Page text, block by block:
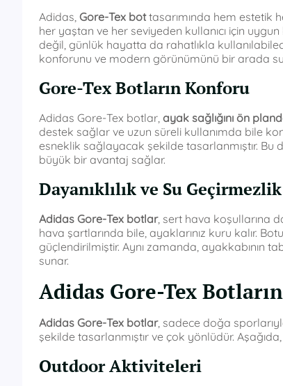
Adidas, Gore-Tex bottasarımında hem estetik
her yaştan ve her seviyeden kullanıcı için
değil, günlük hayatta da rahatlıkla
konforunu ve modern görünümünü bir arada
Gore-Tex Botların Konforu
Adidas Gore-Tex botlar, ayak sağlığını ön
destek sağlar ve uzun süreli kullanımda bile
esneklik sağlayacak şekilde tasarlanmıştır.
büyük bir avantaj sağlar.
Dayanıklılık ve Su Geçirmezlik
Adidas Gore-Tex botlar, sert hava koşullarına
hava şartlarında bile, ayaklarınız kuru kalır.
güçlendirilmiştir. Aynı zamanda, ayakkabının
sunar.
Adidas Gore-Tex
Adidas Gore-Tex botlar, sadece doğa
şekilde tasarlanmıştır ve çok yönlüdür.
Outdoor Aktiviteleri